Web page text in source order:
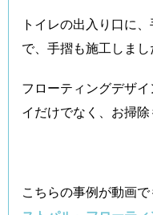
トイレの出入り口に
で、手摺も施工しまし
フローティングデザ
イだけでなく、お掃
こちらの事例が動画